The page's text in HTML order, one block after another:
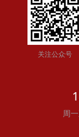
关注公众号
周